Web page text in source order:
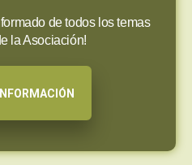
de todos los temas
la Asociación!